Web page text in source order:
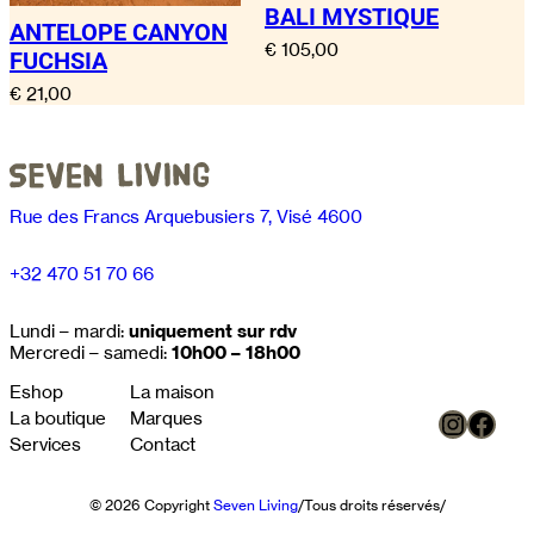
ANTELOPE CANYON
FUCHSIA
€ 21,00
BALI MYSTIQUE
€ 105,00
Rue des Francs Arquebusiers 7, Visé 4600
+32 470 51 70 66
Lundi – mardi: uniquement sur rdv
Mercredi – samedi: 10h00 – 18h00
Eshop
La boutique
Services
La maison
Marques
Contact
© 2026 Copyright Seven Living/Tous droits réservés/